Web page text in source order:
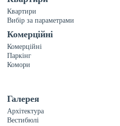
Квартири
Вибір за параметрами
Комерційні
Комерційні
Паркінг
Комори
Галерея
Архітектура
Вестибюлі